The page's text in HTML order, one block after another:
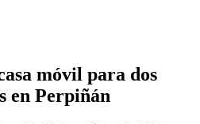
móvil para dos
en Perpiñán